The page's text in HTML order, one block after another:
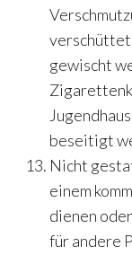
gewischt
beseitigt
Nicht
einem
dienen
für andere